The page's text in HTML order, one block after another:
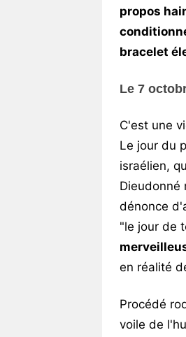
propos
bracelet
Le 7
C'est une
Le jour du
israélien,
Dieudonné
dénonce
"le jour de
en réalité
Procédé
voile de